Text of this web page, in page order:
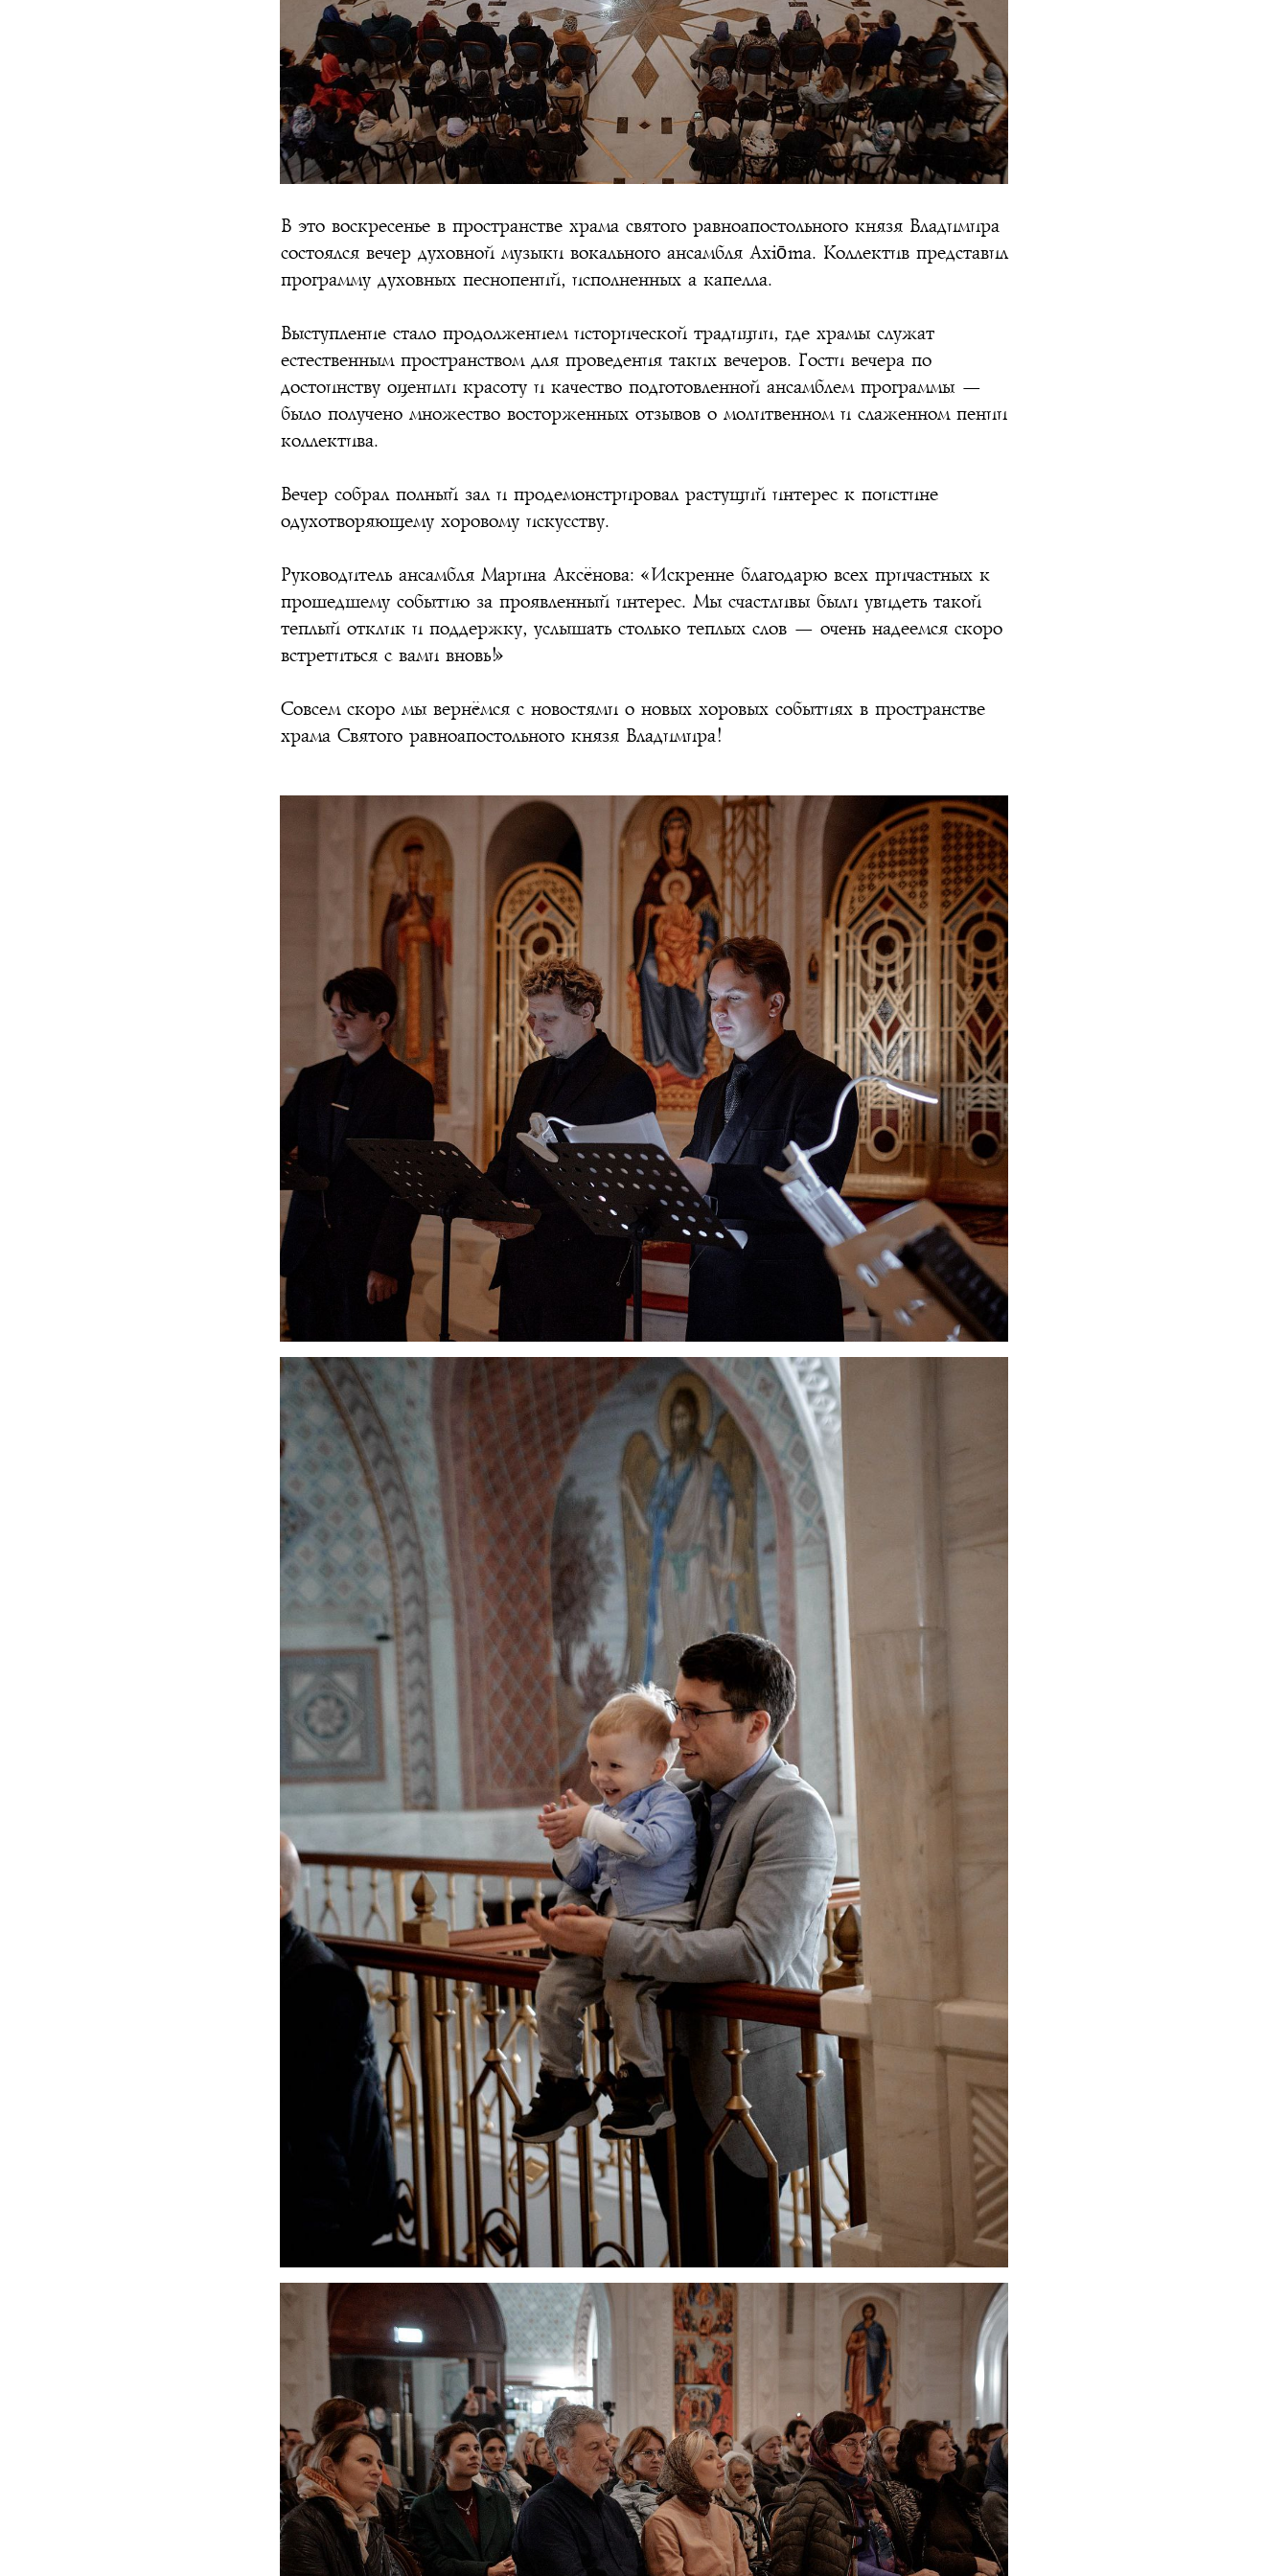
В это воскресенье в пространстве храма святого равноапостольного князя Владимира
состоялся вечер духовной музыки вокального ансамбля Axiōma. Коллектив представил
программу духовных песнопений, исполненных а капелла.
Выступление стало продолжением исторической традиции, где храмы служат
естественным пространством для проведения таких вечеров. Гости вечера по
достоинству оценили красоту и качество подготовленной ансамблем программы —
было получено множество восторженных отзывов о молитвенном и слаженном пении
коллектива.
Вечер собрал полный зал и продемонстрировал растущий интерес к поистине
одухотворяющему хоровому искусству.
Руководитель ансамбля Марина Аксёнова: «Искренне благодарю всех причастных к
прошедшему событию за проявленный интерес. Мы счастливы были увидеть такой
теплый отклик и поддержку, услышать столько теплых слов — очень надеемся скоро
встретиться с вами вновь!»
Совсем скоро мы вернёмся с новостями о новых хоровых событиях в пространстве
храма Святого равноапостольного князя Владимира!